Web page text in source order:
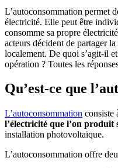
L’autoconsommation permet
électricité. Elle peut être
consomme sa propre
acteurs décident de partager
localement. De quoi s’agit-il
opération ? Toutes les
Qu’est-ce que
L’autoconsommation consiste
l’électricité que l’on produit
installation photovoltaïque.
L’autoconsommation offre